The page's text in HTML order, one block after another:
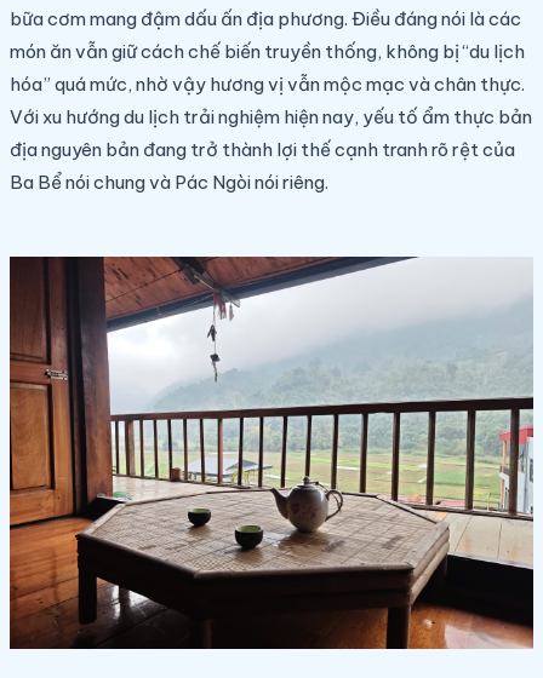
bữa cơm mang đậm dấu ấn địa phương. Điều đáng nói là các
món ăn vẫn giữ cách chế biến truyền thống, không bị “du lịch
hóa” quá mức, nhờ vậy hương vị vẫn mộc mạc và chân thực.
Với xu hướng du lịch trải nghiệm hiện nay, yếu tố ẩm thực bản
địa nguyên bản đang trở thành lợi thế cạnh tranh rõ rệt của
Ba Bể nói chung và Pác Ngòi nói riêng.